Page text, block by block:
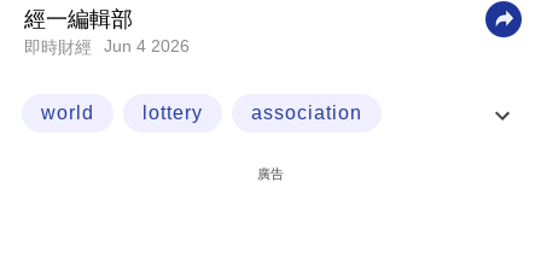
職
生
經一編輯部
即時財經 Jun 4 2026
world lottery association
廣告